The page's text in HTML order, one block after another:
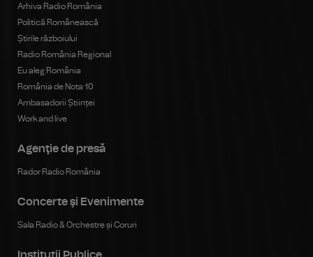
Arhiva Radio România
Politică Românească
Știrile războiului
Radio România Regional
Eu aleg România
România de Nota 10
Ambasadorii Științei
Work and live
Agenţie de presă
Rador Radio România
Concerte şi Evenimente
Sala Radio & Orchestre și Coruri
Instituţii Publice